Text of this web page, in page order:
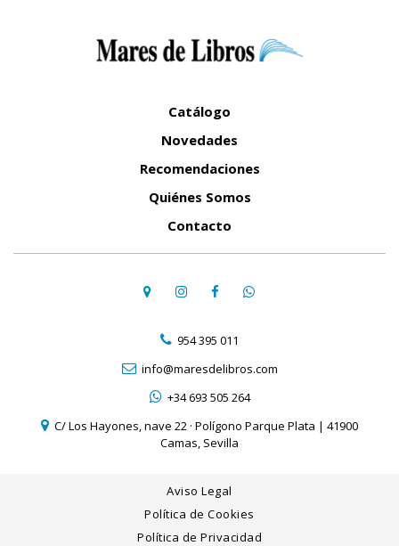
Catálogo
Novedades
Recomendaciones
Quiénes Somos
Contacto
954 395 011
info@maresdelibros.com
+34 693 505 264
C/ Los Hayones, nave 22 · Polígono Parque Plata | 41900
Camas, Sevilla
Aviso Legal
Política de Cookies
Política de Privacidad